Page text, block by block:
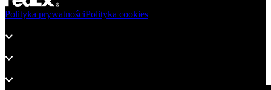
Polityka prywatnościPolityka cookies